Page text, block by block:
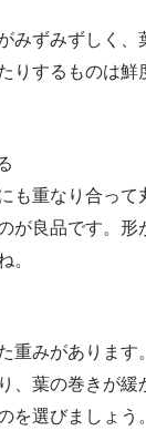
みずみずしく
りするものは
も重なり合っ
が良品です。
重みがありま
、葉の巻きが
選びましょう。